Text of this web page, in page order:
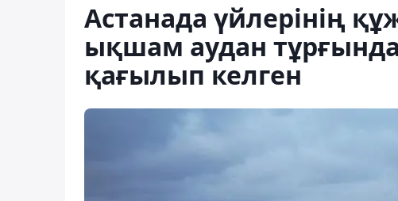
Астанада үйлерінің
ықшам аудан
қағылып келген